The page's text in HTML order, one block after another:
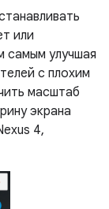
или
самым улучшая
с плохим
масштаб
экрана
4,